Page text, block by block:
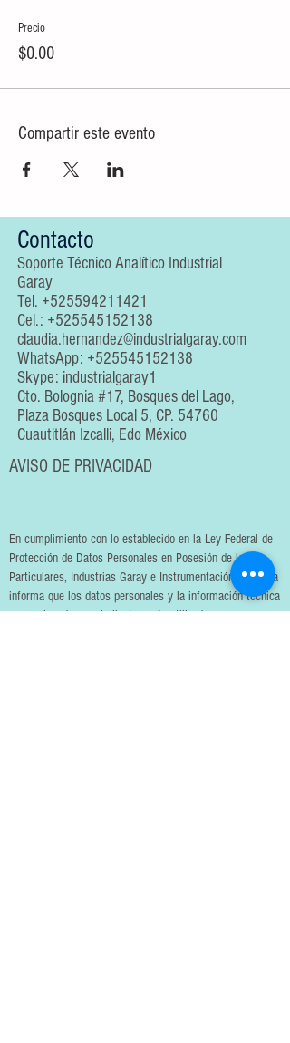
Precio
$0.00
Compartir este evento
Contacto
Soporte Técnico Analítico Industrial
Garay
Tel. +525594211421
Cel.: +525545152138
claudia.hernandez@industrialgaray.com
WhatsApp: +525545152138
Skype: industrialgaray1
Cto. Bolognia #17, Bosques del Lago,
Plaza Bosques Local 5, CP. 54760
Cuautitlán Izcalli, Edo México
AVISO DE PRIVACIDAD
En cumplimiento con lo establecido en la Ley Federal de
Protección de Datos Personales en Posesión de los
Particulares, Industrias Garay e Instrumentación Analítica
informa que los datos personales y la información técnica
proporcionada por el cliente serán utilizados